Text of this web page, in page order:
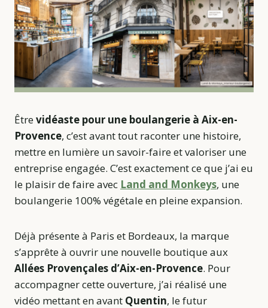
Êtrevidéaste pour une boulangerie à Aix-en-
Provence, c’est avant tout raconter une histoire,
mettre en lumière un savoir-faire et valoriser une
entreprise engagée. C’est exactement ce que j’ai eu
le plaisir de faire avec Land and Monkeys, une
boulangerie 100% végétale en pleine expansion.
Déjà présente à Paris et Bordeaux, la marque
s’apprête à ouvrir une nouvelle boutique aux
Allées Provençales d’Aix-en-Provence. Pour
accompagner cette ouverture, j’ai réalisé une
vidéo mettant en avant Quentin, le futur